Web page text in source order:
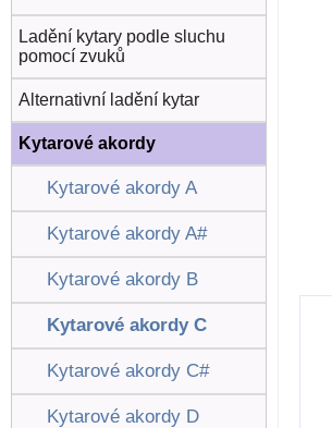
Ladění kytary podle sluchu
pomocí zvuků
Alternativní ladění kytar
Kytarové akordy
Kytarové akordy A
Kytarové akordy A#
Kytarové akordy B
Kytarové akordy C
Kytarové akordy C#
Kytarové akordy D